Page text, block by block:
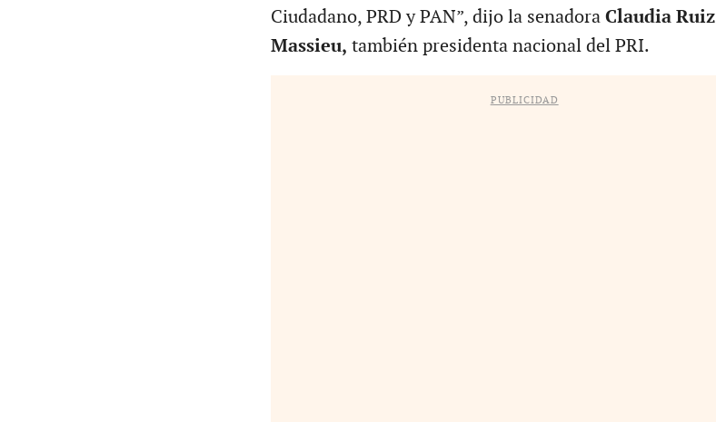
Ciudadano, PRD y PAN”, dijo la senadora Claudia Ruiz
Massieu, también presidenta nacional del PRI.
PUBLICIDAD